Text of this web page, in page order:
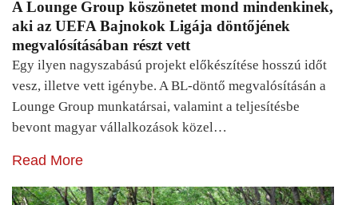
A Lounge Group köszönetet mond mindenkinek,
aki az UEFA Bajnokok Ligája döntőjének
megvalósításában részt vett
Egy ilyen nagyszabású projekt előkészítése hosszú időt
vesz, illetve vett igénybe. A BL-döntő megvalósításán a
Lounge Group munkatársai, valamint a teljesítésbe
bevont magyar vállalkozások közel…
Read More